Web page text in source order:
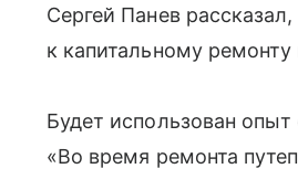
Сергей Панев
к капитальному
Будет использован
«Во время ремонта